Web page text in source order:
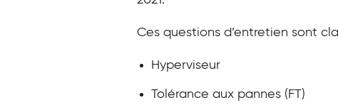
Ces questions d’entretien sont
Hyperviseur
Tolérance aux pannes (FT)